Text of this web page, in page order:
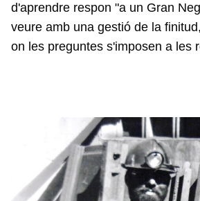
d'aprendre respon "a un Gran
veure amb una gestió de la
on les preguntes s'imposen a les